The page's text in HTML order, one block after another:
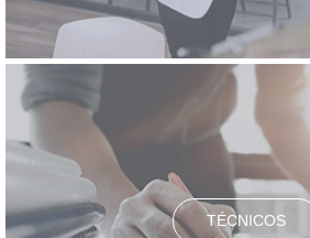
TÉCNICOS